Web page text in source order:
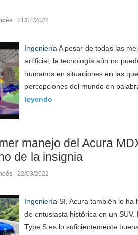
| 21/04/2022
Ingeniería A pesar de todas las
artificial, la tecnología aún no
humanos en situaciones en las
percepciones del mundo en
leyendo
manejo del Acura
de la insignia
| 22/03/2022
Ingeniería Sí, Acura también lo ha
de entusiasta histórica en un
Type S es lo suficientemente